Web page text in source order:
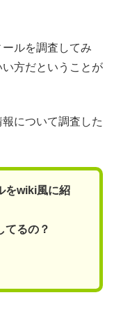
ールを調査してみ
方だということが
について調査した
をwiki風に紹
てるの？